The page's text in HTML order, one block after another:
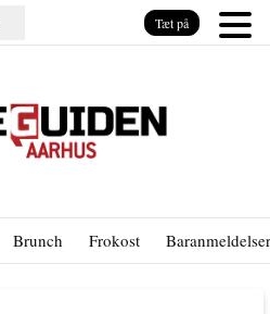
Brunch Frokost Baranmeldelser
Tæt på